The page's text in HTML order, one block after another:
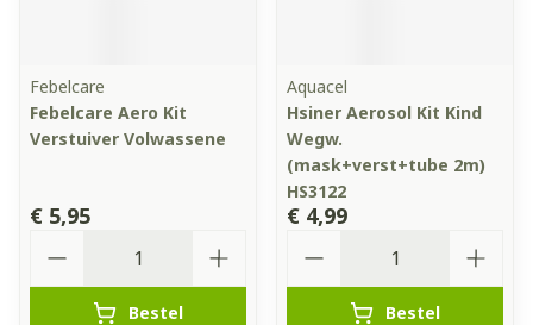
Febelcare
Febelcare Aero Kit
Verstuiver Volwassene
€ 5,95
Bestel
Aquacel
Hsiner Aerosol Kit Kind
Wegw.
(mask+verst+tube 2m)
HS3122
€ 4,99
Bestel